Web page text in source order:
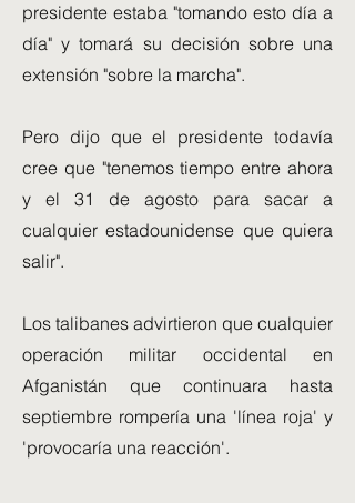
presidente estaba "tomando esto día a
día" y tomará su decisión sobre una
extensión "sobre la marcha".
Pero dijo que el presidente todavía
cree que "tenemos tiempo entre ahora
y el 31 de agosto para sacar a
cualquier estadounidense que quiera
salir".
Los talibanes advirtieron que cualquier
operación militar occidental en
Afganistán que continuara hasta
septiembre rompería una 'línea roja' y
'provocaría una reacción'.